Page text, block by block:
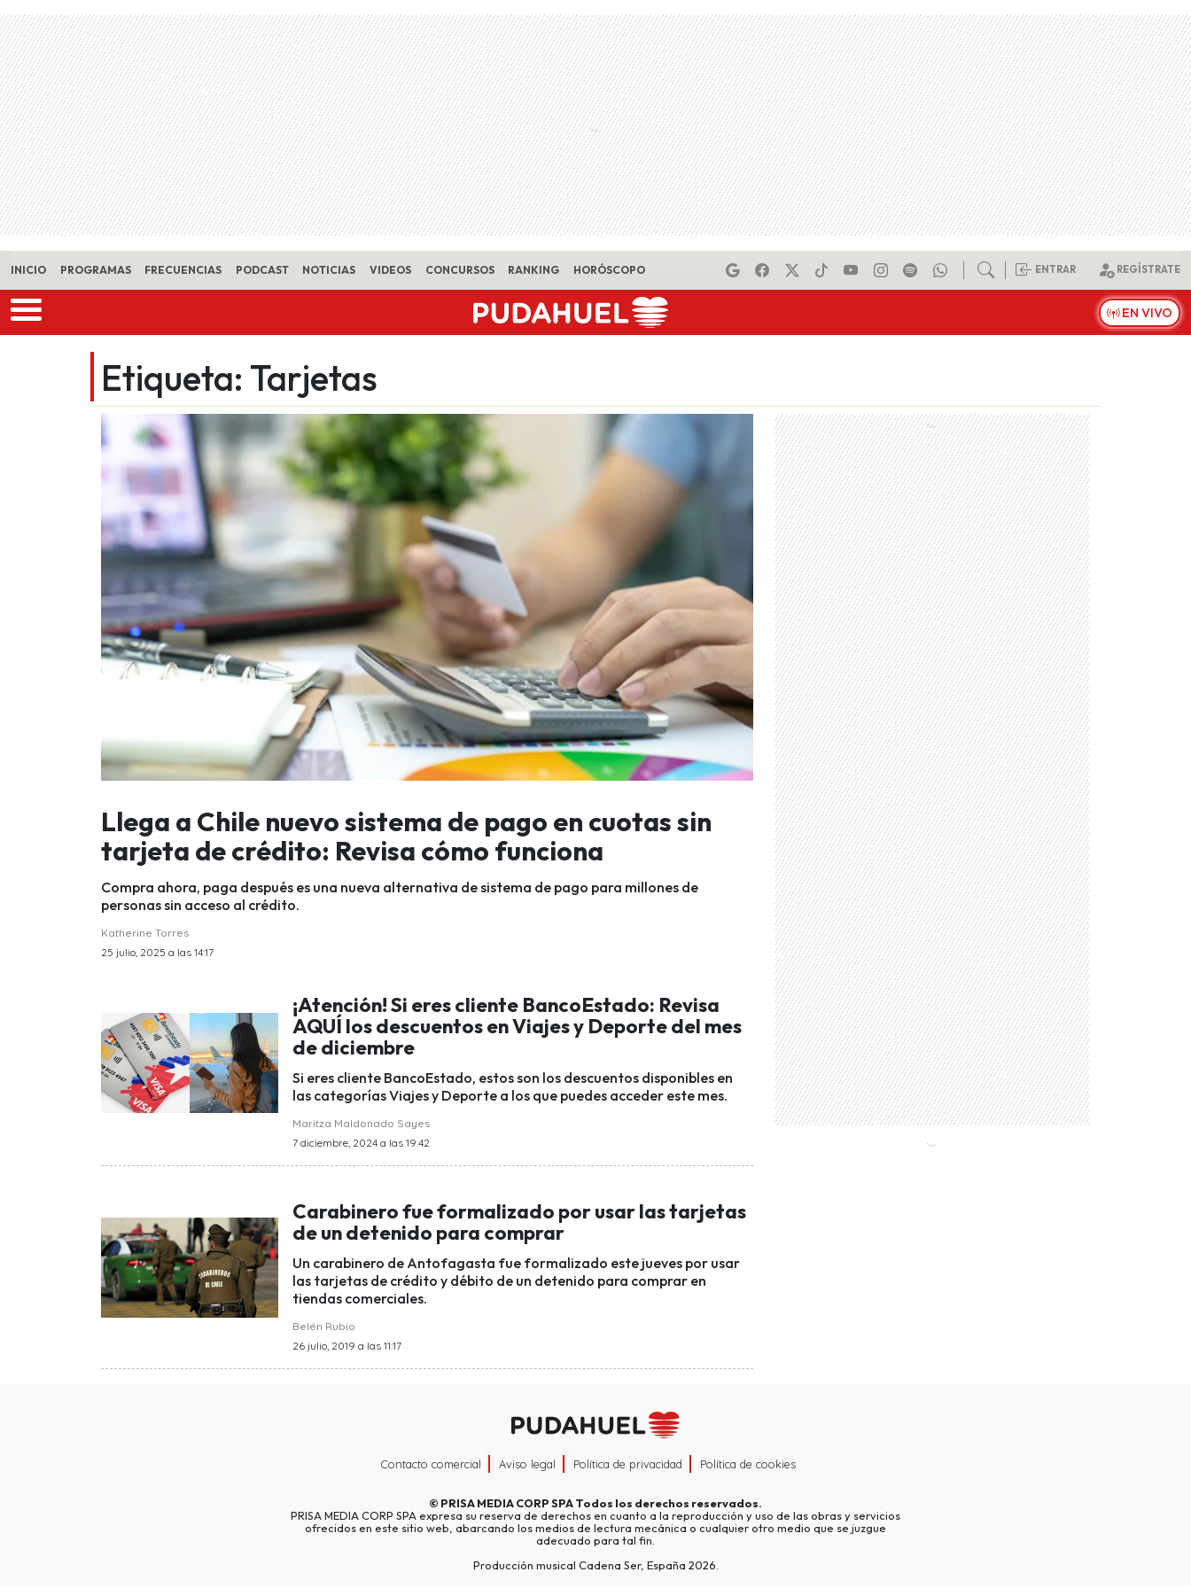
Skip to main content
INICIO PROGRAMAS FRECUENCIAS PODCAST NOTICIAS VIDEOS CONCURSOS RANKING HORÓSCOPO ENTRAR REGÍSTRATE
EN VIVO
Etiqueta: Tarjetas
Llega a Chile nuevo sistema de pago en cuotas sin
tarjeta de crédito: Revisa cómo funciona
Compra ahora, paga después es una nueva alternativa de sistema de pago para millones de
personas sin acceso al crédito.
Katherine Torres
25 julio, 2025 a las 14:17
¡Atención! Si eres cliente BancoEstado: Revisa
AQUÍ los descuentos en Viajes y Deporte del mes
de diciembre
Si eres cliente BancoEstado, estos son los descuentos disponibles en
las categorías Viajes y Deporte a los que puedes acceder este mes.
Maritza Maldonado Sayes
7 diciembre, 2024 a las 19:42
Carabinero fue formalizado por usar las tarjetas
de un detenido para comprar
Un carabinero de Antofagasta fue formalizado este jueves por usar
las tarjetas de crédito y débito de un detenido para comprar en
tiendas comerciales.
Belén Rubio
26 julio, 2019 a las 11:17
Contacto comercial Aviso legal Política de privacidad Política de cookies
© PRISA MEDIA CORP SPATodos los derechos reservados.
PRISA MEDIA CORP SPA expresa su reserva de derechos en cuanto a la reproducción y uso de las obras y servicios
ofrecidos en este sitio web, abarcando los medios de lectura mecánica o cualquier otro medio que se juzgue
adecuado para tal fin.
Producción musical Cadena Ser, España 2026.